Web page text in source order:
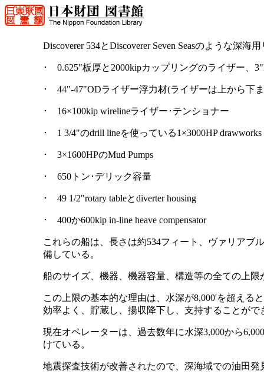
Discoverer 534とDiscoverer Seven Seasのような深
･ 0.625"板厚と2000kipカップリングのライザー、
･ 44"-47"ODライザー浮力材(ライザーは上から下
･ 16×100kip wirelineライザー･テンショナー
･ 1 3/4"のdrill lineを使っている1×3000HP drawworks
･ 3×1600HPのMud Pumps
･ 650トン･デリック容量
･ 49 1/2"rotary tableとdiverter housing
･ 400か600kip in-line heave compensator
これらの船は、長さは約534フィート、ヴァリアブ
備している。
船のサイズ、機器、機器容量、構造等の全ての上
この上限の基本的な理由は、水深が8,000'を超える
効率よく、貯蔵し、揚収降下し、支持することがで
現在オペレーターは、過去数年に水深3,000から
けている。
地震探査技術が改善されたので、深海域での油田